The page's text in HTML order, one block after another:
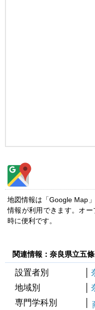
地図情報は「Google Map
情報が利用できます。オ
時に便利です。
関連情報：奈良県立五
設置者別
地域別
専門学科別